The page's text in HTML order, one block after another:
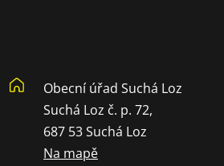
Obecní úřad Suchá Loz
Suchá Loz č. p. 72,
687 53 Suchá Loz
Na mapě